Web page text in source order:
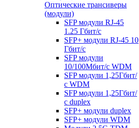
Оптические трансиверы
(модули)
SFP модули RJ-45
1.25 Гбит/c
SFP+ модули RJ-45 10
Гбит/c
SFP модули
10/100Мбит/с WDM
SFP модули 1,25Гбит/
с WDM
SFP модули 1,25Гбит/
с duplex
SFP+ модули duplex
SFP+ модули WDM